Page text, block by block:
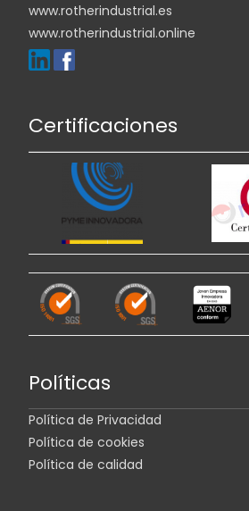
www.rotherindustrial.es
www.rotherindustrial.online
Certificaciones
Políticas
Política de Privacidad
Política de cookies
Política de calidad